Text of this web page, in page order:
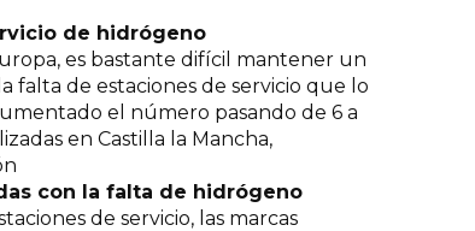
de hidrógeno
es bastante difícil mantener un
falta de estaciones de servicio que lo
el número pasando de 6 a
en Castilla la Mancha,
con la falta de hidrógeno
de servicio, las marcas